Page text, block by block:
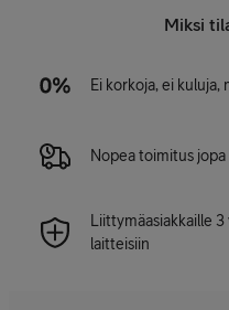
Miksi
Ei korkoja, ei kuluja,
Nopea toimitus
Liittymäasiakkaille
laitteisiin